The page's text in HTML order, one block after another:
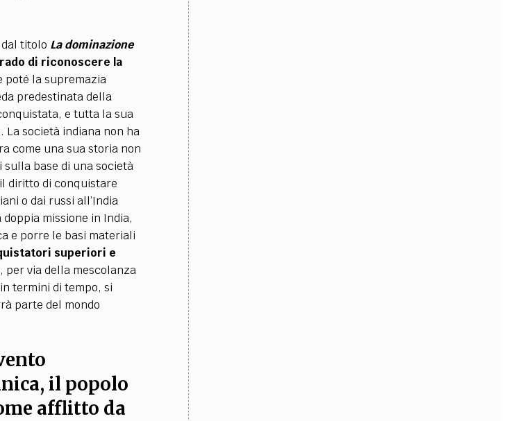
titolo La dominazione
di riconoscere la
poté la supremazia
predestinata della
e tutta la sua
società indiana non ha
come una sua storia non
base di una società
diritto di conquistare
o dai russi all’India
missione in India,
e porre le basi materiali
superiori e
via della mescolanza
termini di tempo, si
parte del mondo
il popolo
afflitto da